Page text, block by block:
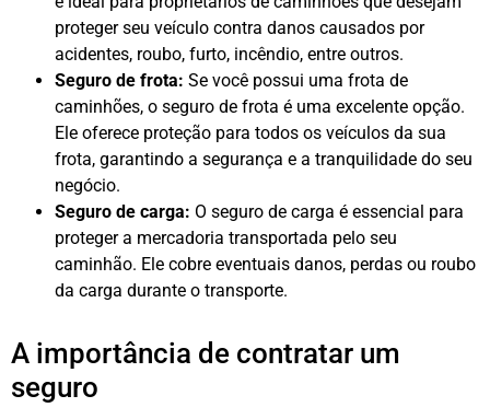
proteger seu veículo contra danos causados por
acidentes, roubo, furto, incêndio, entre outros.
Seguro de frota: Se você possui uma frota de
caminhões, o seguro de frota é uma excelente opção.
Ele oferece proteção para todos os veículos da sua
frota, garantindo a segurança e a tranquilidade do seu
negócio.
Seguro de carga: O seguro de carga é essencial para
proteger a mercadoria transportada pelo seu
caminhão. Ele cobre eventuais danos, perdas ou roubo
da carga durante o transporte.
A importância de contratar um
seguro